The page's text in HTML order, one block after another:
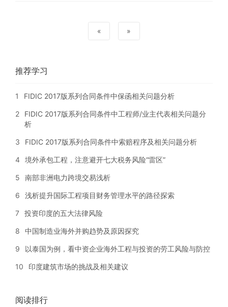
« »
推荐学习
1 FIDIC 2017版系列合同条件中保函相关问题分析
2
FIDIC 2017版系列合同条件中工程师/业主代表相关问题分
析
3 FIDIC 2017版系列合同条件中索赔程序及相关问题分析
4 境外承包工程，注意避开七大税务风险“雷区”
5 南部非洲电力跨境交易浅析
6 浅析提升国际工程项目财务管理水平的路径探索
7 投资印度的五大法律风险
8 中国制造业海外并购趋势及原因探究
9 以泰国为例，看中资企业海外工程与投资的劳工风险与防控
10 印度建筑市场的挑战及相关建议
阅读排行